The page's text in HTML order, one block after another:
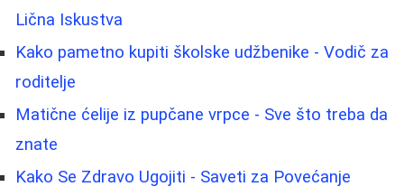
Lična Iskustva
Kako pametno kupiti školske udžbenike - Vodič za
roditelje
Matične ćelije iz pupčane vrpce - Sve što treba da
znate
Kako Se Zdravo Ugojiti - Saveti za Povećanje